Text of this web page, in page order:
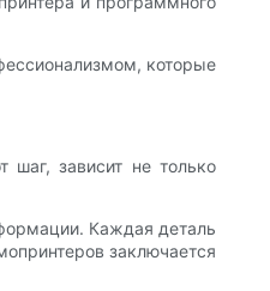
которые
шаг, зависит не только
Каждая деталь
заключается